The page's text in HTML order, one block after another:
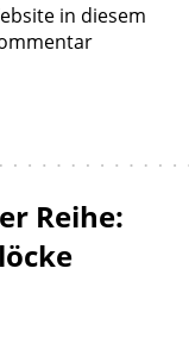
in diesem
Reihe: